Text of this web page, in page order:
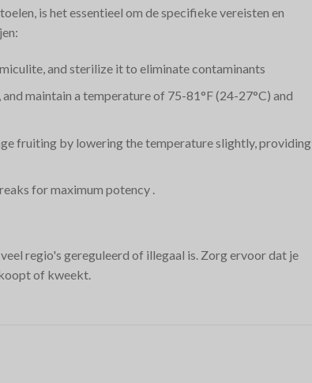
is het essentieel om de specifieke vereisten en
and sterilize it to eliminate contaminants​
maintain a temperature of 75-81°F (24-27°C) and
fruiting by lowering the temperature slightly, providing
for maximum potency​ .
regio's gereguleerd of illegaal is. Zorg ervoor dat je
of kweekt.